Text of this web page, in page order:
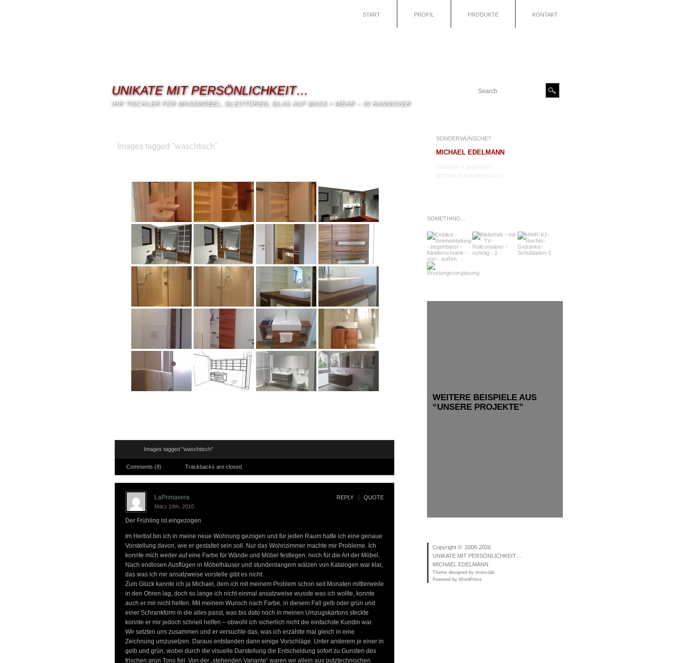
START PROFIL PRODUKTE KONTAKT
UNIKATE MIT PERSÖNLICHKEIT…
IHR TISCHLER FÜR MASSMÖBEL, GLEITTÜREN, GLAS AUF MASS + MEHR – IN HANNOVER
Images tagged "waschtisch"
Images tagged "waschtisch"
Comments (8) Trackbacks are closed.
LaPrimavera
März 19th, 2010
REPLY QUOTE
Der Frühling ist eingezogen
Im Herbst bin ich in meine neue Wohnung gezogen und für jeden Raum hatte ich eine genaue
Vorstellung davon, wie er gestaltet sein soll. Nur das Wohnzimmer machte mir Probleme. Ich
konnte mich weder auf eine Farbe für Wände und Möbel festlegen, noch für die Art der Möbel.
Nach endlosen Ausflügen in Möbelhäuser und stundenlangem wälzen von Katalogen war klar,
das was ich mir ansatzweise vorstelle gibt es nicht.
Zum Glück kannte ich ja Michael, dem ich mit meinem Problem schon seit Monaten mittlerweile
in den Ohren lag, doch so lange ich nicht einmal ansatzweise wusste was ich wollte, konnte
auch er mir nicht helfen. Mit meinem Wunsch nach Farbe, in diesem Fall gelb oder grün und
einer Schrankform in die alles passt, was bis dato noch in meinen Umzugskartons steckte
konnte er mir jedoch schnell helfen – obwohl ich sicherlich nicht die einfachste Kundin war.
Wir setzten uns zusammen und er versuchte das, was ich erzählte mal gleich in eine
Zeichnung umzusetzen. Daraus entstanden dann einige Vorschläge. Unter anderem je einer in
gelb und grün, wobei durch die visuelle Darstellung die Entscheidung sofort zu Gunsten des
frischen grün Tons fiel. Von der „stehenden Variante“ waren wir allein aus putztechnischen
SONDERWÜNSCHE?
MICHAEL EDELMANN
SOMETHING...
WEITERE BEISPIELE AUS
“UNSERE PROJEKTE”
Copyright © 2008-2026
UNIKATE MIT PERSÖNLICHKEIT…
MICHAEL EDELMANN
Theme designed by mono-lab
Powered by WordPress